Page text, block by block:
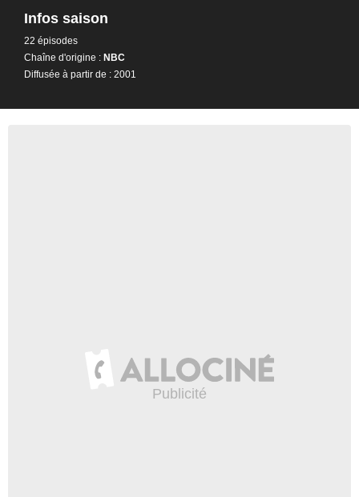
Infos saison
22 épisodes
Chaîne d'origine : NBC
Diffusée à partir de : 2001